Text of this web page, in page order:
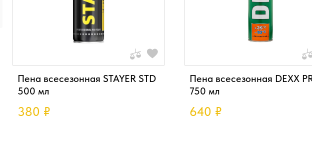
Пена всесезонная STAYER STD
500 мл
380 ₽
Пена всесезонная DEXX
750 мл
640 ₽